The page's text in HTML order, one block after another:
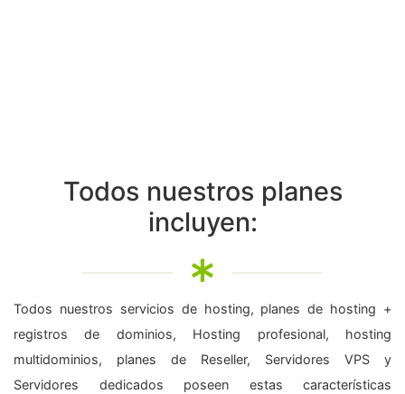
Todos nuestros planes
incluyen:
Todos nuestros servicios de hosting, planes de hosting +
registros de dominios, Hosting profesional, hosting
multidominios, planes de Reseller, Servidores VPS y
Servidores dedicados poseen estas características